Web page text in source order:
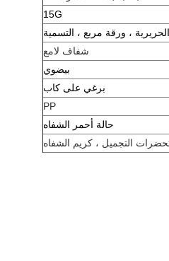
15G
، ورقة مربع ، التسمية
شفاف لامع
بيضوي
برغي على كاب
PP
حالة أحمر الشفاه
التجميل ، كريم الشفاه